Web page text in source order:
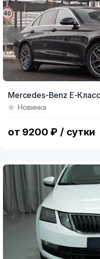
of
Mercedes-Benz E-
Новинка
от 9200 ₽ / сутки